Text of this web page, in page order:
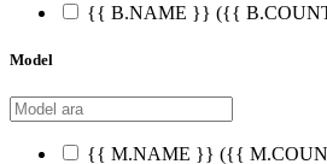
{{ B.NAME }} ({{
Model
{{ M.NAME }} ({{